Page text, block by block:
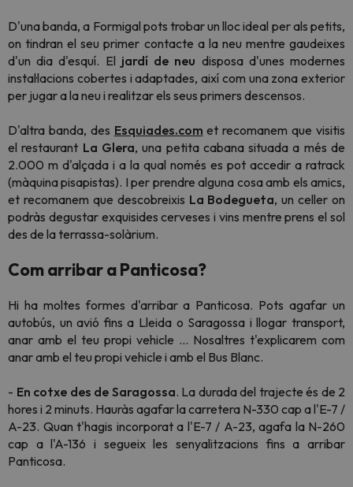
D'una banda, a Formigal pots trobar un lloc ideal per als petits,
on tindran el seu primer contacte a la neu mentre gaudeixes
d'un dia d'esquí. El jardí de neu disposa d'unes modernes
instal·lacions cobertes i adaptades, així com una zona exterior
per jugar a la neu i realitzar els seus primers descensos.
D'altra banda, des Esquiades.com et recomanem que visitis
el restaurant La Glera, una petita cabana situada a més de
2.000 m d'alçada i a la qual només es pot accedir a ratrack
(màquina pisapistas). I per prendre alguna cosa amb els amics,
et recomanem que descobreixis La Bodegueta, un celler on
podràs degustar exquisides cerveses i vins mentre prens el sol
des de la terrassa-solàrium.
Com arribar a Panticosa?
Hi ha moltes formes d'arribar a Panticosa. Pots agafar un
autobús, un avió fins a Lleida o Saragossa i llogar transport,
anar amb el teu propi vehicle ... Nosaltres t'explicarem com
anar amb el teu propi vehicle i amb el Bus Blanc.
- En cotxe des de Saragossa. La durada del trajecte és de 2
hores i 2 minuts. Hauràs agafar la carretera N-330 cap a l'E-7 /
A-23. Quan t'hagis incorporat a l'E-7 / A-23, agafa la N-260
cap a l'A-136 i segueix les senyalitzacions fins a arribar
Panticosa.